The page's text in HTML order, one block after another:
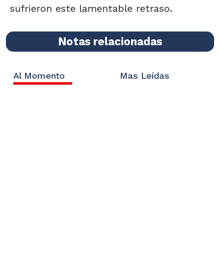
sufrieron este lamentable retraso.
Notas relacionadas
Al Momento Mas Leídas